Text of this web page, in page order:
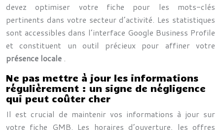
devez optimiser votre fiche pour les mots-clés
pertinents dans votre secteur d’activité. Les statistiques
sont accessibles dans l’interface Google Business Profile
et constituent un outil précieux pour affiner votre
présence locale .
Ne pas mettre à jour les informations
régulièrement : un signe de négligence
qui peut coûter cher
Il est crucial de maintenir vos informations à jour sur
votre fiche GMB. Les horaires d’ouverture, les offres